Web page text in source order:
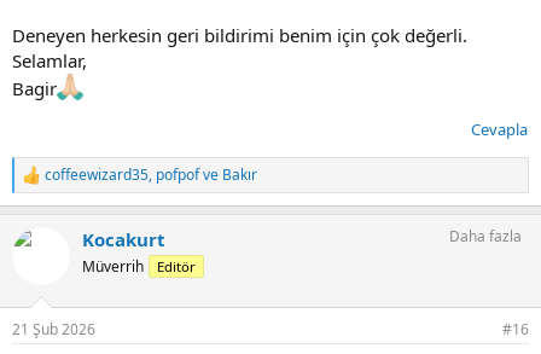
Deneyen herkesin geri bildirimi benim için çok değerli.
Selamlar,
Bagir
Cevapla
T
e
k
coffeewizard35, pofpofve Bakır
Kocakurt
Müverrih Editör
Daha fazla
21 Şub 2026 #16